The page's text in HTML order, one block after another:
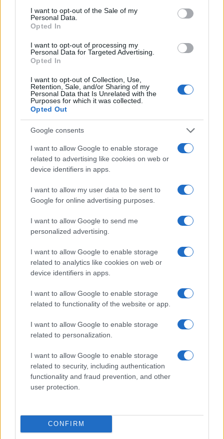
consent section.
I want to opt-out of the Sale of my
Personal Data.
Opted In
I want to opt-out of processing my
Personal Data for Targeted Advertising.
Opted In
I want to opt-out of Collection, Use,
Retention, Sale, and/or Sharing of my
Personal Data that Is Unrelated with the
Purposes for which it was collected.
Opted Out
Google consents
I want to allow Google to enable storage
related to advertising like cookies on web or
device identifiers in apps.
I want to allow my user data to be sent to
Google for online advertising purposes.
I want to allow Google to send me
personalized advertising.
I want to allow Google to enable storage
related to analytics like cookies on web or
device identifiers in apps.
I want to allow Google to enable storage
related to functionality of the website or app.
I want to allow Google to enable storage
related to personalization.
I want to allow Google to enable storage
related to security, including authentication
functionality and fraud prevention, and other
user protection.
CONFIRM
26 Settembre 2020, Inter-Fiorentina
Nella prima partita della stagione 2020-2021,
iniziata dopo a causa della pandemia, l’Inter
cominciò la sua caccia allo Scudetto in casa
contro la Fiorentina. Sulla carta una sfida coi
pronostici a favore dei nerazzurri, dati come la
A passare in vantaggio fu però la Fiorentina
due tempi l’Inter ribaltò il punteggio grazie alla
rete di Lautaro e all’autogol di Ceccherini. La
partita, che sembrava essere in mano agli uomini
di Conte, videaccendersi il campione viola
Frank Ribery: proprio i suoi assist permisero a
Castrovilli e Chiesa di fissare il punteggio sul 3-2
per gli ospiti.
l’Inter sfruttò al meglio la profondità della sua
rosae, senza dimenticare la tipica pazzia